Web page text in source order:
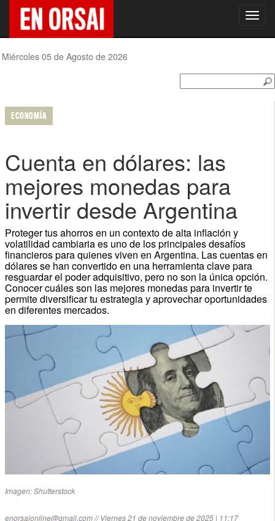
Miércoles 05 de Agosto de 2026
ECONOMÍA
Cuenta en dólares: las
mejores monedas para
invertir desde Argentina
Proteger tus ahorros en un contexto de alta inflación y
volatilidad cambiaria es uno de los principales desafíos
financieros para quienes viven en Argentina. Las cuentas en
dólares se han convertido en una herramienta clave para
resguardar el poder adquisitivo, pero no son la única opción.
Conocer cuáles son las mejores monedas para invertir te
permite diversificar tu estrategia y aprovechar oportunidades
en diferentes mercados.
Imagen: Shutterstock
enorsaionline@gmail.com // Viernes 21 de noviembre de 2025 | 11:17